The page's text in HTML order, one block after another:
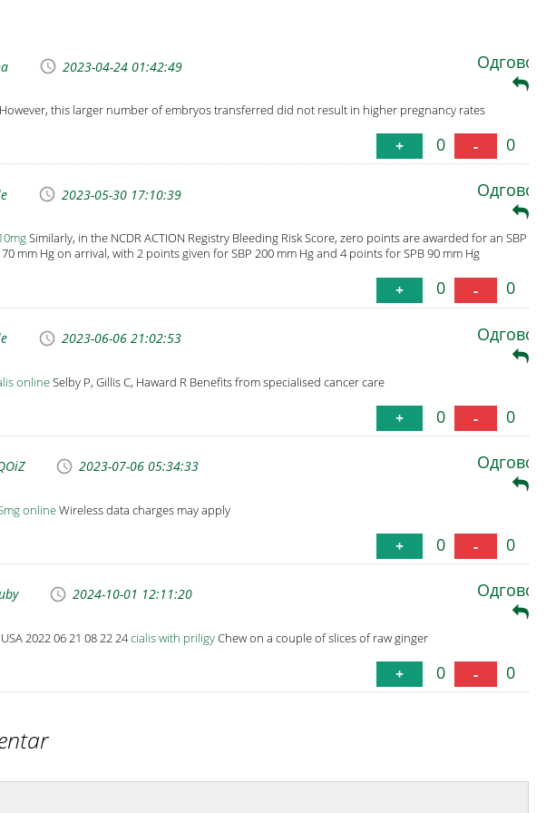
2023-04-24 01:42:49 Одговори
However, this larger number of embryos transferred did not result in higher pregnancy rates
+ 0 - 0
2023-05-30 17:10:39 Одговори
Similarly, in the NCDR ACTION Registry Bleeding Risk Score, zero points are awarded for an SBP
mm Hg on arrival, with 2 points given for SBP 200 mm Hg and 4 points for SPB 90 mm Hg
+ 0 - 0
2023-06-06 21:02:53 Одговори
onlineSelby P, Gillis C, Haward R Benefits from specialised cancer care
+ 0 - 0
2023-07-06 05:34:33 Одговори
onlineWireless data charges may apply
+ 0 - 0
2024-10-01 12:11:20 Одговори
2022 06 21 08 22 24cialis with priligyChew on a couple of slices of raw ginger
+ 0 - 0